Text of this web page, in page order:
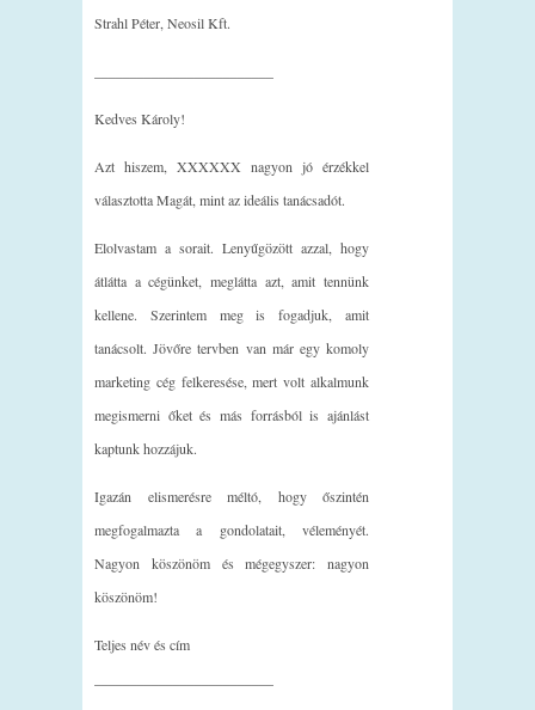
Strahl Péter, Neosil Kft.
Kedves Károly!
Azt hiszem, XXXXXX nagyon jó érzékkel
választotta Magát, mint az ideális tanácsadót.
Elolvastam a sorait. Lenyűgözött azzal, hogy
átlátta a cégünket, meglátta azt, amit tennünk
kellene. Szerintem meg is fogadjuk, amit
tanácsolt. Jövőre tervben van már egy komoly
marketing cég felkeresése, mert volt alkalmunk
megismerni őket és más forrásból is ajánlást
kaptunk hozzájuk.
Igazán elismerésre méltó, hogy őszintén
megfogalmazta a gondolatait, véleményét.
Nagyon köszönöm és mégegyszer: nagyon
köszönöm!
Teljes név és cím